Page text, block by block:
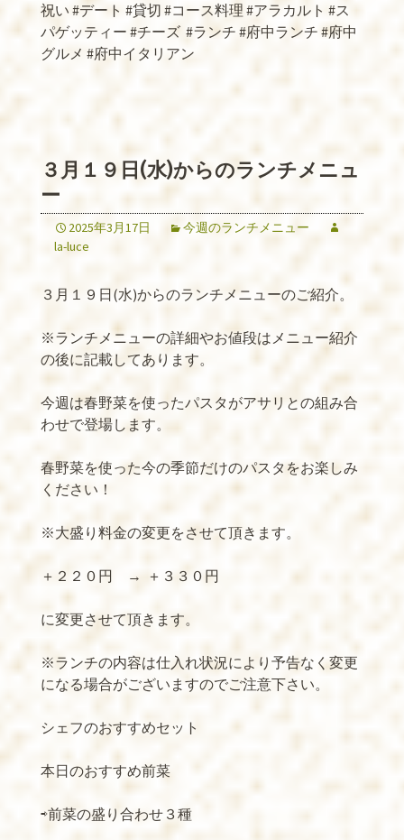
祝い #デート #貸切 #コース料理 #アラカルト #ス
パゲッティー #チーズ #ランチ #府中ランチ #府中
グルメ #府中イタリアン
３月１９日(水)からのランチメニュ
ー
2025年3月17日
今週のランチメニュー
la-luce
３月１９日(水)からのランチメニューのご紹介。
※ランチメニューの詳細やお値段はメニュー紹介
の後に記載してあります。
今週は春野菜を使ったパスタがアサリとの組み合
わせで登場します。
春野菜を使った今の季節だけのパスタをお楽しみ
ください！
※大盛り料金の変更をさせて頂きます。
＋２２０円 → ＋３３０円
に変更させて頂きます。
※ランチの内容は仕入れ状況により予告なく変更
になる場合がございますのでご注意下さい。
シェフのおすすめセット
本日のおすすめ前菜
⇨前菜の盛り合わせ３種